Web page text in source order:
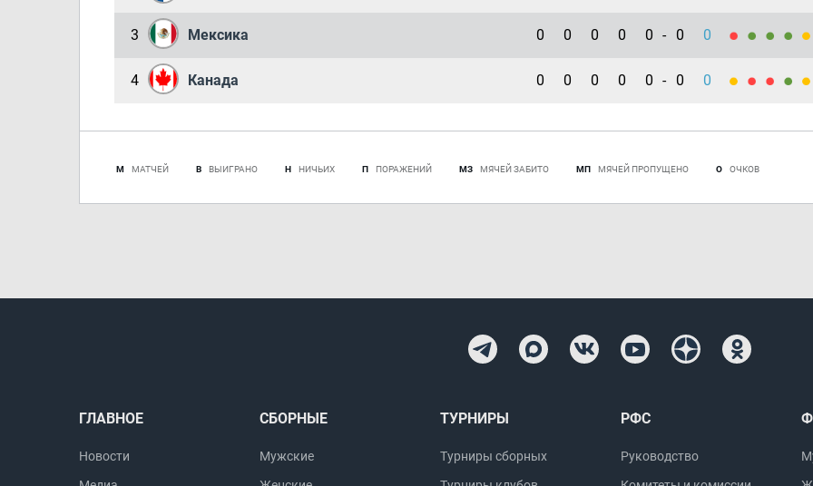
3 Мексика 0 0 0 0 0 - 0 0
4 Канада 0 0 0 0 0 - 0 0
М МАТЧЕЙ В ВЫИГРАНО Н НИЧЬИХ П ПОРАЖЕНИЙ МЗ МЯЧЕЙ ЗАБИТО МП МЯЧЕЙ ПРОПУЩЕНО О ОЧКОВ
ГЛАВНОЕ
Новости
СБОРНЫЕ
Мужские
ТУРНИРЫ
Турниры сборных
РФС
Руководство